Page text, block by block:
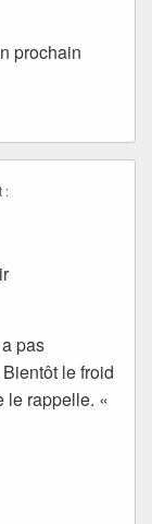
prochain
:
pas
le froid
le rappelle. «